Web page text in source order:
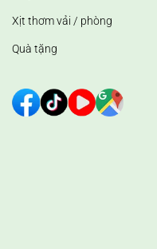
Xịt thơm vải / phòng
Quà tặng